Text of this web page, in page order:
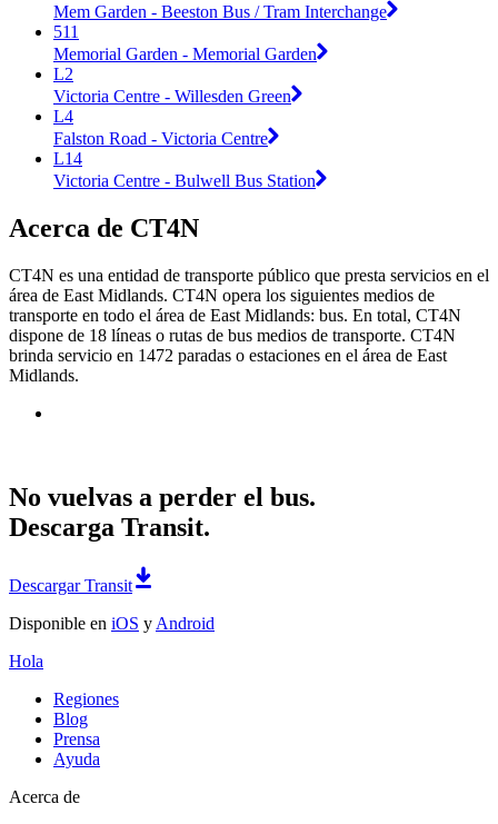
Mem Garden - Beeston Bus / Tram Interchange
511
Memorial Garden - Memorial Garden
L2
Victoria Centre - Willesden Green
L4
Falston Road - Victoria Centre
L14
Victoria Centre - Bulwell Bus Station
Acerca de CT4N
CT4N es una entidad de transporte público que presta servicios en el
área de East Midlands. CT4N opera los siguientes medios de
transporte en todo el área de East Midlands: bus. En total, CT4N
dispone de 18 líneas o rutas de bus medios de transporte. CT4N
brinda servicio en 1472 paradas o estaciones en el área de East
Midlands.
No vuelvas a perder el bus.
Descarga Transit.
Descargar Transit
Disponible en iOS y Android
Hola
Regiones
Blog
Prensa
Ayuda
Acerca de